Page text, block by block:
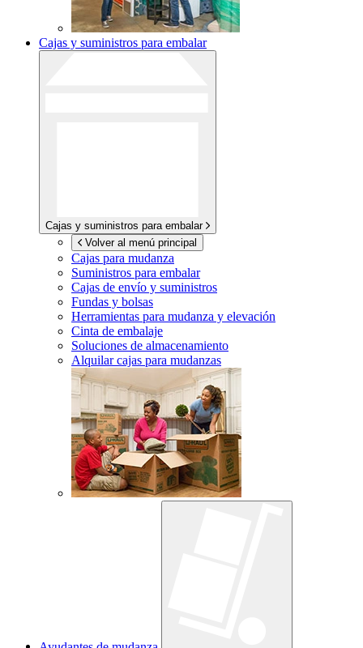
Cajas y suministros para embalar
Cajas y suministros para embalar
Volver al menú principal
Cajas para mudanza
Suministros para embalar
Cajas de envío y suministros
Fundas y bolsas
Herramientas para mudanza y elevación
Cinta de embalaje
Soluciones de almacenamiento
Alquilar cajas para mudanzas